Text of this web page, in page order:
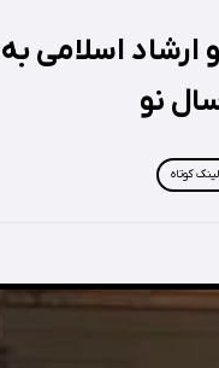
اسلامی به
نو
لینک کوتاه